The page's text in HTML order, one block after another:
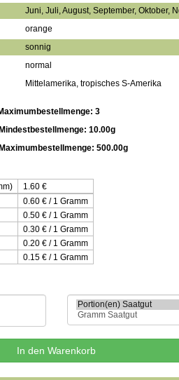
Juni, Juli, August, September, Oktober,
orange
sonnig
normal
Mittelamerika, tropisches S-Amerika
3
10.00g
500.00g
1.60 €
0.60 € / 1 Gramm
0.50 € / 1 Gramm
0.30 € / 1 Gramm
0.20 € / 1 Gramm
0.15 € / 1 Gramm